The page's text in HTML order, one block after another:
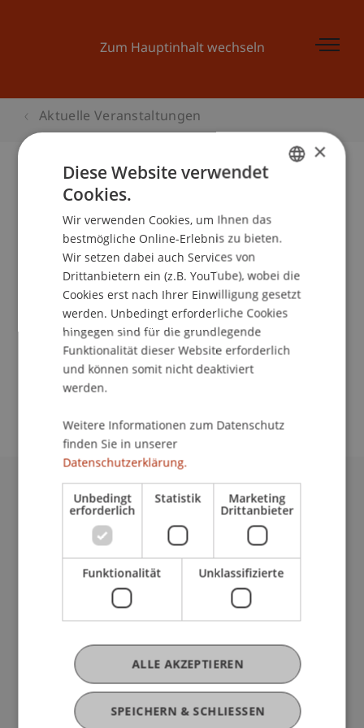
Zum Hauptinhalt wechseln
Aktuelle Veranstaltungen
BEPO: Abfall und Recycling bei der
Migros
School/Professur:
Kommunikation und Marketing
Veranstaltungsdetails
Universität Liechtenstein
Fürst-Franz-Josef-Strasse
Liechtenstein
T +423 265 11 11
Fußzeile Rechtliche Hinweise
Rechtssammlung
Datenschutzerklärung
Disclaimer
Impressum
Fußzeile Subdomain-Verzeichnis
×
Diese Website verwendet
Cookies.
Wir verwenden Cookies, um Ihnen das
bestmögliche Online-Erlebnis zu bieten.
Wir setzen dabei auch Services von
Drittanbietern ein (z.B. YouTube), wobei die
Cookies erst nach Ihrer Einwilligung gesetzt
werden. Unbedingt erforderliche Cookies
hingegen sind für die grundlegende
Funktionalität dieser Website erforderlich
und können somit nicht deaktiviert
werden.
Weitere Informationen zum Datenschutz
finden Sie in unserer
Datenschutzerklärung.
Unbedingt
erforderlich
Statistik Marketing
Drittanbieter
Funktionalität Unklassifizierte
SPEICHERN & SCHLIESSEN
ALLE AKZEPTIEREN